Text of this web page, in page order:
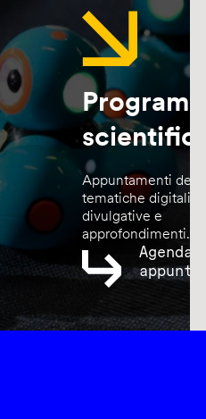
Appuntamenti
tematiche digitali,
divulgative e
approfondimenti.
Agenda